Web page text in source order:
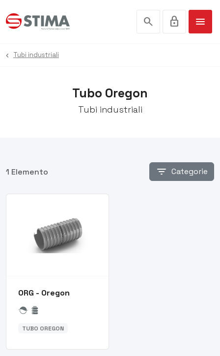
search lock menu
Tubo Oregon
Tubi industriali
Tubi industriali
1 Elemento filter_list Categorie
ORG - Oregon
TUBO OREGON